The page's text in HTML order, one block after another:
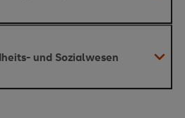
um insgesamt 960 Euro
Ergotherapeut/-in
um
und Sozialwesen